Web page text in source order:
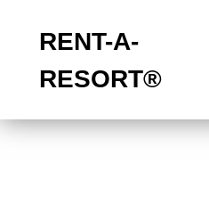
RENT-A-
RESORT®